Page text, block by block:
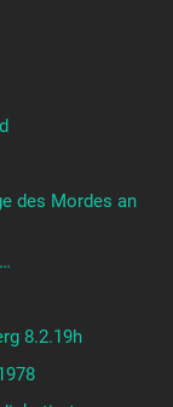
des Mordes an
8.2.19h